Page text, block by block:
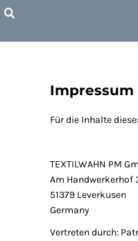
Impressum
Für die Inhalte
TEXTILWAHN PM
Am Handwerkerhof
51379 Leverkusen
Germany
Vertreten durch:
REGISTRIEREN